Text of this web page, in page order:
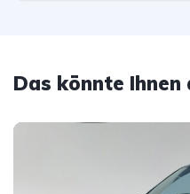
Das könnte Ihnen